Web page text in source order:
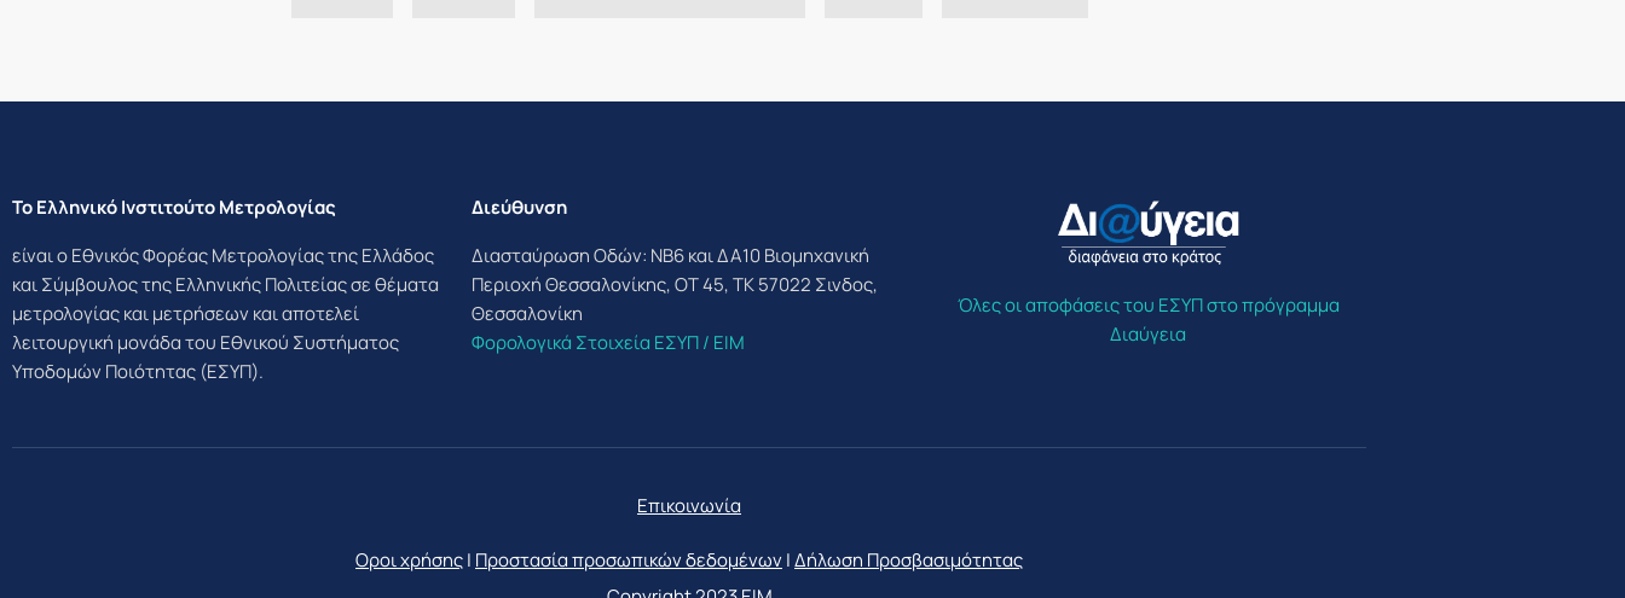
Το Ελληνικό Ινστιτούτο Μετρολογίας
είναι ο Εθνικός Φορέας Μετρολογίας της Ελλάδος
και Σύμβουλος της Ελληνικής Πολιτείας σε θέματα
μετρολογίας και μετρήσεων και αποτελεί
λειτουργική μονάδα του Εθνικού Συστήματος
Υποδομών Ποιότητας (ΕΣΥΠ).
Διεύθυνση
Διασταύρωση Οδών: ΝΒ6 και ΔΑ10 Βιομηχανική
Περιοχή Θεσσαλονίκης, ΟΤ 45, ΤΚ 57022 Σινδος,
Θεσσαλονίκη
Φορολογικά Στοιχεία ΕΣΥΠ / ΕΙΜ
Όλες οι αποφάσεις του ΕΣΥΠ στο πρόγραμμα
Διαύγεια
Επικοινωνία
Οροι χρήσης| Προστασία προσωπικών δεδομένων|Δήλωση Προσβασιμότητας